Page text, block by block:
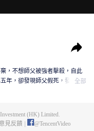
，不想師父被強者擊殺，自此
年，卻發現師父假死，發現師
全部
(HK) Limited.
意見反饋 @TencentVideo